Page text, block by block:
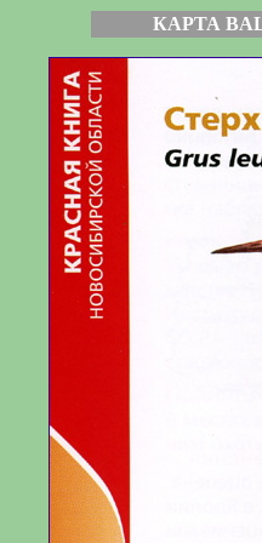
КАРТА